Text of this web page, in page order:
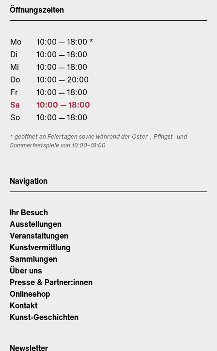
Öffnungszeiten
Mo
10:00 — 18:00 *
Di
10:00 — 18:00
Mi
10:00 — 18:00
Do
10:00 — 20:00
Fr
10:00 — 18:00
Sa
10:00 — 18:00
So
10:00 — 18:00
* geöffnet an Feiertagen sowie während der Oster-, Pfingst- und
Sommerfestspiele von 10:00–18:00
Navigation
Ihr Besuch
Ausstellungen
Veranstaltungen
Kunstvermittlung
Sammlungen
Über uns
Presse & Partner:innen
Onlineshop
Kontakt
Kunst-Geschichten
Newsletter